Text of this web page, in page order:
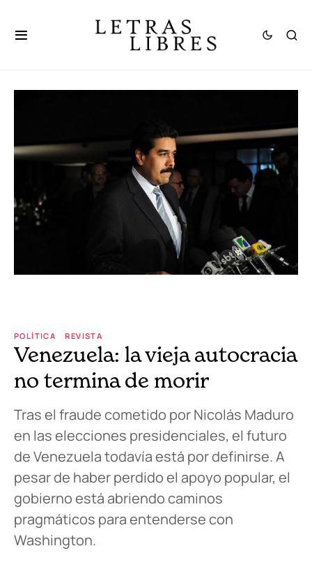
POLÍTICA REVISTA
Venezuela: la vieja autocracia
no termina de morir
Tras el fraude cometido por Nicolás Maduro
en las elecciones presidenciales, el futuro
de Venezuela todavía está por definirse. A
pesar de haber perdido el apoyo popular, el
gobierno está abriendo caminos
pragmáticos para entenderse con
Washington.